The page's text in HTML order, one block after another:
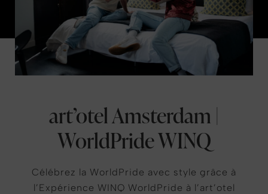
art’otel Amsterdam |
WorldPride WINQ
Célébrez la WorldPride avec style grâce à
l’Expérience WINQ WorldPride à l’art’otel